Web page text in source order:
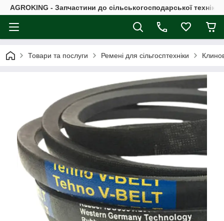
AGROKING - Запчастини до сільськогосподарської
Товари та послуги Ремені для сільгосптехніки